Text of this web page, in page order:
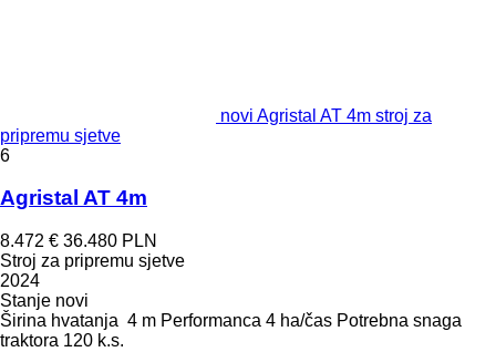
novi Agristal AT 4m stroj za
pripremu sjetve
6
Agristal AT 4m
8.472 € 36.480 PLN
Stroj za pripremu sjetve
2024
Stanje novi
Širina hvatanja 4 m Performanca 4 ha/čas Potrebna snaga
traktora 120 k.s.